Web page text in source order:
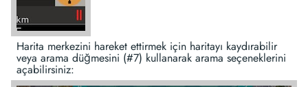
Harita merkezini hareket ettirmek için haritayı kaydırabilir
veya arama düğmesini (#7) kullanarak arama seçeneklerini
açabilirsiniz: